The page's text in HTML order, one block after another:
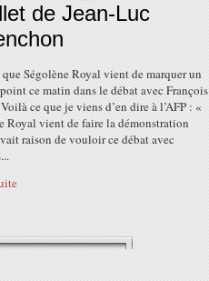
de Jean-Luc
que Ségolène Royal vient de marquer un
ce matin dans le débat avec François
ce que je viens d’en dire à l’AFP : «
Royal vient de faire la démonstration
raison de vouloir ce débat avec